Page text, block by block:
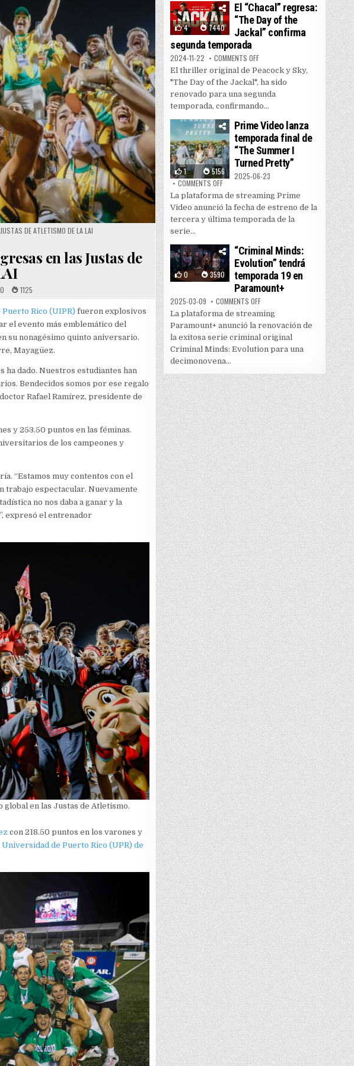
DE ATLETISMO DE LA LAI
en las Justas de
0 1125
Rico (UIPR) fueron explosivos
el evento más emblemático del
su nonagésimo quinto aniversario.
Mayagüez.
ha dado. Nuestros estudiantes han
Bendecidos somos por ese regalo
Rafael Ramírez, presidente de
y 253.50 puntos en las féminas.
de los campeones y
“Estamos muy contentos con el
trabajo espectacular. Nuevamente
no nos daba a ganar y la
expresó el entrenador
global en las Justas de Atletismo.
con 218.50 puntos en los varones y
Universidad de Puerto Rico (UPR) de
4 7440
El “Chacal” regresa:
“The Day of the
Jackal” confirma
segunda temporada
2024-11-22 COMMENTS OFFON EL “CHACAL” REGRESA:
El thriller original de Peacock y Sky,
"The Day of the Jackal", ha sido
renovado para una segunda
temporada, confirmando...
1 5156
Prime Video lanza
temporada final de
“The Summer I
Turned Pretty”
2025-06-23
COMMENTS OFFON PRIME VIDEO LANZA TEMPORADA FINAL
La plataforma de streaming Prime
Video anunció la fecha de estreno de la
tercera y última temporada de la
serie...
0 3590
“Criminal Minds:
Evolution” tendrá
temporada 19 en
Paramount+
2025-03-09 COMMENTS OFFON “CRIMINAL MINDS:
La plataforma de streaming
Paramount+ anunció la renovación de
la exitosa serie criminal original
Criminal Minds: Evolution para una
decimonovena...